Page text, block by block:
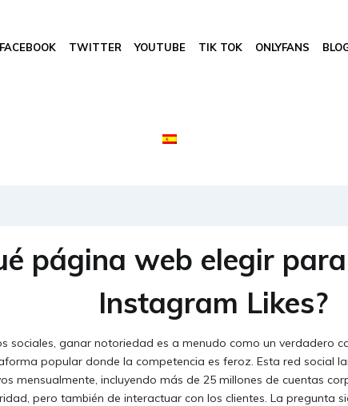
FACEBOOK TWITTER YOUTUBE TIK TOK ONLYFANS
página web elegir
Instagram Likes?
sociales, ganar notoriedad es a menudo como un verdadero
popular donde la competencia es feroz. Esta red social
mensualmente, incluyendo más de 25 millones de cuentas
pero también de interactuar con los clientes. La pregunta